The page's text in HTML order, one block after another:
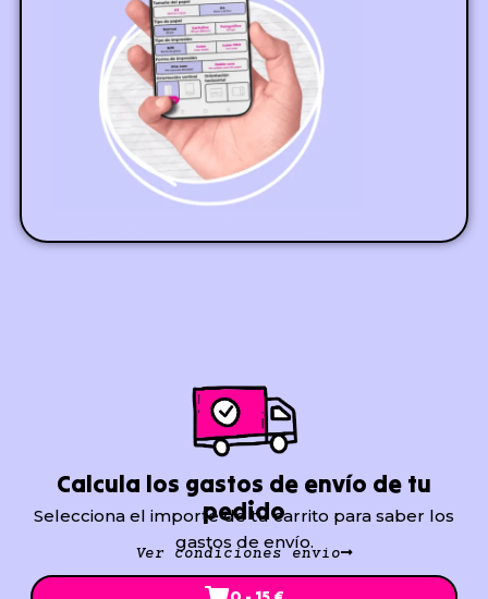
Calcula los gastos de envío de tu
pedido
Selecciona el importe de tu carrito para saber los
gastos de envío.
Ver condiciones envío